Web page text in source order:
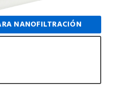
NANOFILTRACIÓN